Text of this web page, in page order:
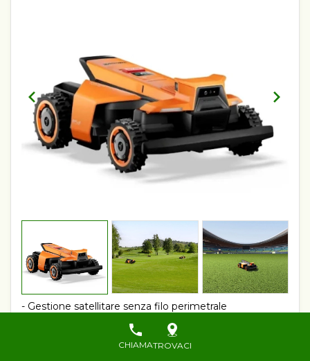
CHIAMATROVACI
- Gestione satellitare senza filo perimetrale
- Regolazione elettronica dell'altezza di taglio
- Trazione 4x4 e gestione di pendenze fino a 80%